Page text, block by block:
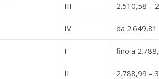
III 2.510,58 –
IV da 2.649,81
I fino a
II 2.788,99 –